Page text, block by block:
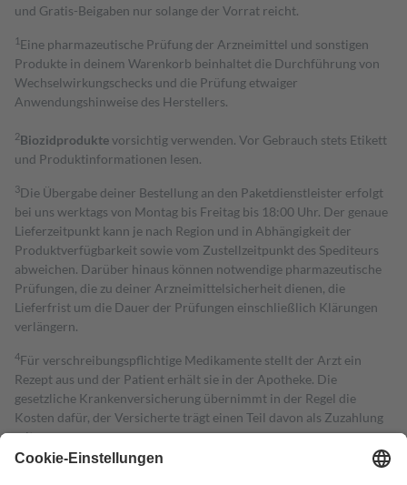
und Gratis-Beigaben nur solange der Vorrat reicht.
1 Eine pharmazeutische Prüfung der Arzneimittel und sonstigen
Produkte in deinem Warenkorb beinhaltet die Durchführung von
Wechselwirkungschecks und die Prüfung etwaiger
Anwendungshinweise des Herstellers.
2Biozidproduktevorsichtig verwenden. Vor Gebrauch stets Etikett
und Produktinformationen lesen.
3Die Übergabe deiner Bestellung an den Paketdienstleister erfolgt
bei uns werktags von Montag bis Freitag bis 18:00 Uhr. Der genaue
Lieferzeitpunkt kann je nach Region und in Abhängigkeit der
Produktverfügbarkeit sowie vom Zustellzeitpunkt des Spediteurs
abweichen. Darüber hinaus können notwendige pharmazeutische
Prüfungen, die zu deiner Arzneimittelsicherheit dienen, die
Lieferfrist um die Dauer der Prüfungen einschließlich Klärungen
verlängern.
4Für verschreibungspflichtige Medikamente stellt der Arzt ein
Rezept aus und der Patient erhält sie in der Apotheke. Die
gesetzliche Krankenversicherung übernimmt in der Regel die
Kosten dafür, der Versicherte trägt einen Teil davon als Zuzahlung
mit.
Grundsätzlich leisten Mitglieder Zuzahlungen in Höhe von zehn